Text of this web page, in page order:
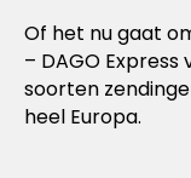
Of het nu gaat
– DAGO
soorten
heel Europa.